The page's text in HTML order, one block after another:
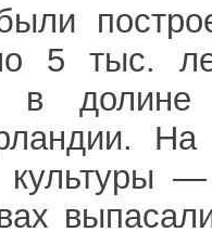
5 тыс.
в
культуры